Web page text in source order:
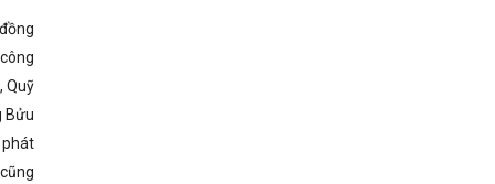
Quỹ
Bửu
phát